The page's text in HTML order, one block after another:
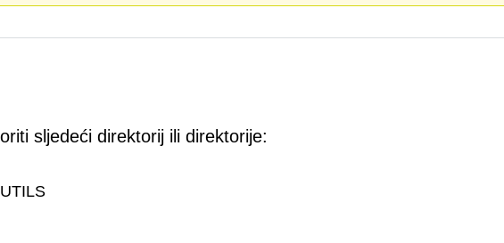
sljedeći direktorij ili direktorije: